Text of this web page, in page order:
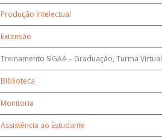
Produção Intelectual
Extensão
Treinamento SIGAA – Graduação, Turma Virtual
Biblioteca
Monitoria
Assistência ao Estudante